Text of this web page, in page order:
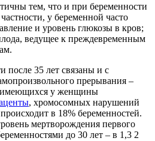
тем, что и при беременности
у беременной часто
и уровень глюкозы в кров;
ведущее к преждевременным
после 35 лет связаны и с
прерывания –
имеющихся у женщины
, хромосомных нарушений
в 18% беременностей.
мертворождения первого
до 30 лет – в 1,3 2